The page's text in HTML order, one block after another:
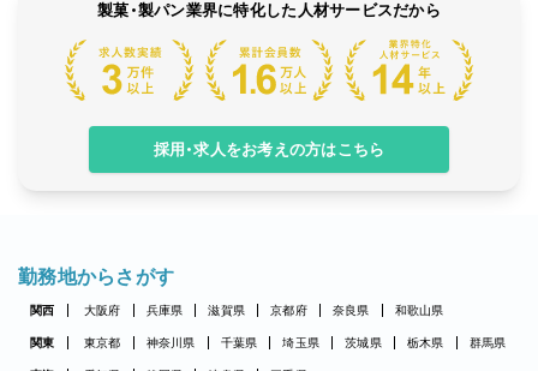
製菓・製パン業界に特化した人材サービスだから
採用・求人をお考えの方はこちら
勤務地からさがす
関西 大阪府 兵庫県 滋賀県 京都府 奈良県 和歌山県
関東 東京都 神奈川県 千葉県 埼玉県 茨城県 栃木県 群馬県